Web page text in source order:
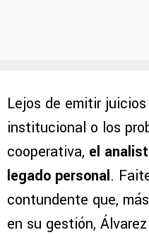
Lejos de emitir juicios
institucional o los
cooperativa,el